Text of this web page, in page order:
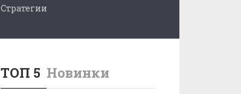
Стратегии
ТОП 5 Новинки